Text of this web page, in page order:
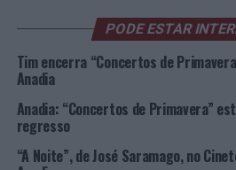
ações de promoção de
Maior” realizou 49 sessões, 27
visitado por 2558 pessoas. Foram
roteiros anadienses, com 255
A terminar a intervenção, três
PODE ESTAR
Tim encerra “Concertos de
Anadia
Anadia: “Concertos de Primavera”
regresso
“A Noite”, de José Saramago, no